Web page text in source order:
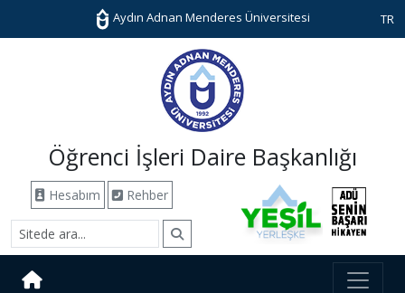
Aydın Adnan Menderes Üniversitesi TR
Öğrenci İşleri Daire Başkanlığı
Hesabım Rehber